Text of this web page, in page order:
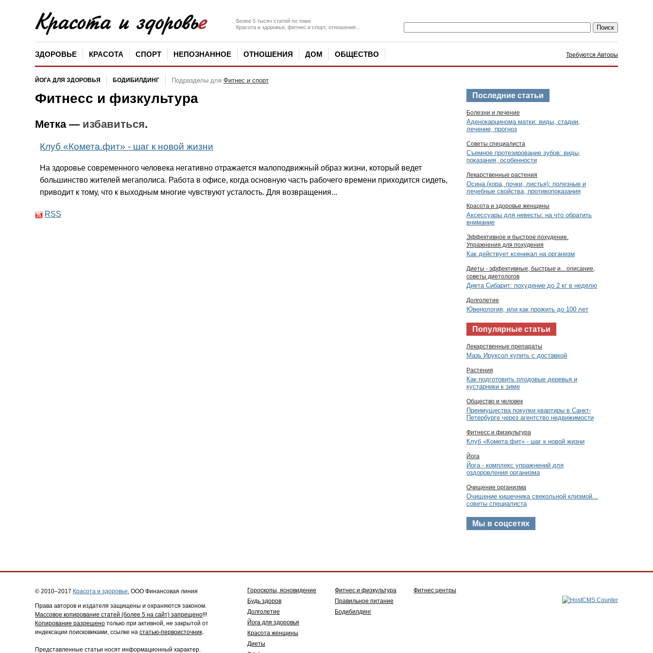
Более 5 тысяч статей по теме
Красота и здоровье, фитнес и спорт, отношения...
ЗДОРОВЬЕ КРАСОТА СПОРТ НЕПОЗНАННОЕ ОТНОШЕНИЯ ДОМ ОБЩЕСТВО Требуются Авторы
Подразделы для Фитнес и спорт
ЙОГА ДЛЯ ЗДОРОВЬЯ БОДИБИЛДИНГ
Фитнесс и физкультура
Метка — избавиться.
Клуб «Комета.фит» - шаг к новой жизни
На здоровье современного человека негативно отражается малоподвижный образ жизни, который ведет
большинство жителей мегаполиса. Работа в офисе, когда основную часть рабочего времени приходится сидеть,
приводит к тому, что к выходным многие чувствуют усталость. Для возвращения...
RSS
Последние статьи
Болезни и лечение
Аденокарцинома матки: виды, стадии,
лечение, прогноз
Советы специалиста
Съемное протезирование зубов: виды,
показания, особенности
Лекарственные растения
Осина (кора, почки, листья): полезные и
лечебные свойства, противопоказания
Красота и здоровье женщины
Аксессуары для невесты: на что обратить
внимание
Эффективное и быстрое похудение.
Упражнения для похудения
Как действует ксеникал на организм
Диеты - эффективные, быстрые и... описание,
советы диетологов
Диета Сибарит: похудение до 2 кг в неделю
Долголетие
Ювенология, или как прожить до 100 лет
Популярные статьи
Лекарственные препараты
Мазь Ируксол купить с доставкой
Растения
Как подготовить плодовые деревья и
кустарники к зиме
Общество и человек
Преимущества покупки квартиры в Санкт-
Петербурге через агентство недвижимости
Фитнесс и физкультура
Клуб «Комета.фит» - шаг к новой жизни
Йога
Йога - комплекс упражнений для
оздоровления организма
Очищение организма
Очищение кишечника свекольной клизмой...
советы специалиста
Мы в соцсетях
© 2010–2017 Красота и здоровье, ООО Финансовая линия
Права авторов и издателя защищены и охраняются законом.
Массовое копирование статей (более 5 на сайт) запрещено!!!
Копирование разрешено только при активной, не закрытой от
индексации поисковиками, ссылке на статью-первоисточник.
Представленные статьи носят информационный характер.
Гороскопы, ясновидение
Будь здоров
Долголетие
Йога для здоровья
Красота женщины
Диеты
Фитнес и физкультура
Правильное питание
Бодибилдинг
Фитнес центры